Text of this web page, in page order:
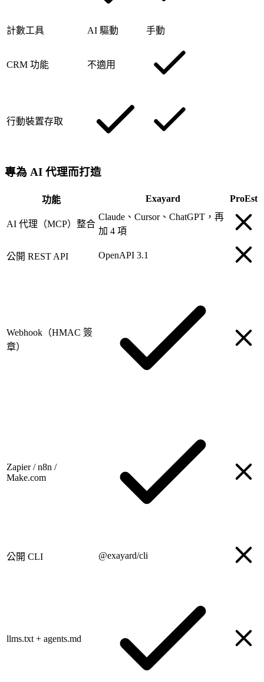
計數工具 AI 驅動 手動
CRM 功能 不適用
行動裝置存取
專為 AI 代理而打造
功能 Exayard ProEst
AI 代理（MCP）整合
Claude、Cursor、ChatGPT，再
加 4 項
公開 REST API OpenAPI 3.1
Webhook（HMAC 簽
章）
Zapier / n8n /
Make.com
公開 CLI @exayard/cli
llms.txt + agents.md